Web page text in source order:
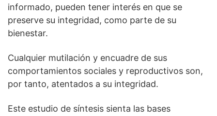
informado, pueden tener interés en que se
preserve su integridad, como parte de su
bienestar.
Cualquier mutilación y encuadre de sus
comportamientos sociales y reproductivos son,
por tanto, atentados a su integridad.
Este estudio de síntesis sienta las bases